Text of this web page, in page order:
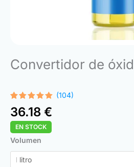
Convertidor de
Valorado
con4.99
de 5 en
base a
104
valoraciones
de
(104)
36.18 €
EN STOCK
Volumen
Rust
Converter
cantidad